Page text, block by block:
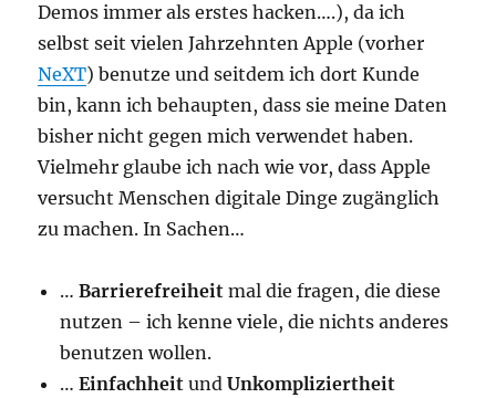
Demos immer als erstes hacken….), da ich
selbst seit vielen Jahrzehnten Apple (vorher
NeXT) benutze und seitdem ich dort Kunde
bin, kann ich behaupten, dass sie meine Daten
bisher nicht gegen mich verwendet haben.
Vielmehr glaube ich nach wie vor, dass Apple
versucht Menschen digitale Dinge zugänglich
zu machen. In Sachen…
…Barrierefreiheit mal die fragen, die diese
nutzen – ich kenne viele, die nichts anderes
benutzen wollen.
…Einfachheit undUnkompliziertheit